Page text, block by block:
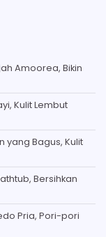
Amoorea, Bikin
Kulit Lembut
yang Bagus, Kulit
Bersihkan
Pria, Pori-pori